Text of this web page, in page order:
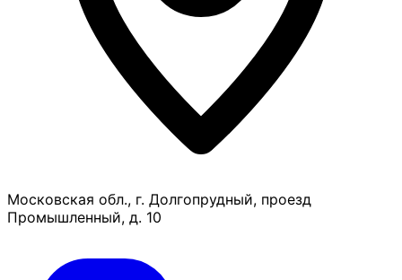
Московская обл., г. Долгопрудный, проезд
Промышленный, д. 10